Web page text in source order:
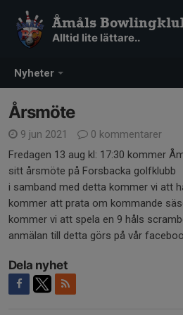
Nyheter
Åmåls
Alltid lite lättare..
Årsmöte
9 jun 2021
0 kommentarer
Fredagen 13 aug kl: 17:30 kommer
sitt årsmöte på Forsbacka golfklubb
i samband med detta kommer vi att
kommer att prata om kommande
kommer vi att spela en 9 håls
anmälan till detta görs på vår
Dela nyhet